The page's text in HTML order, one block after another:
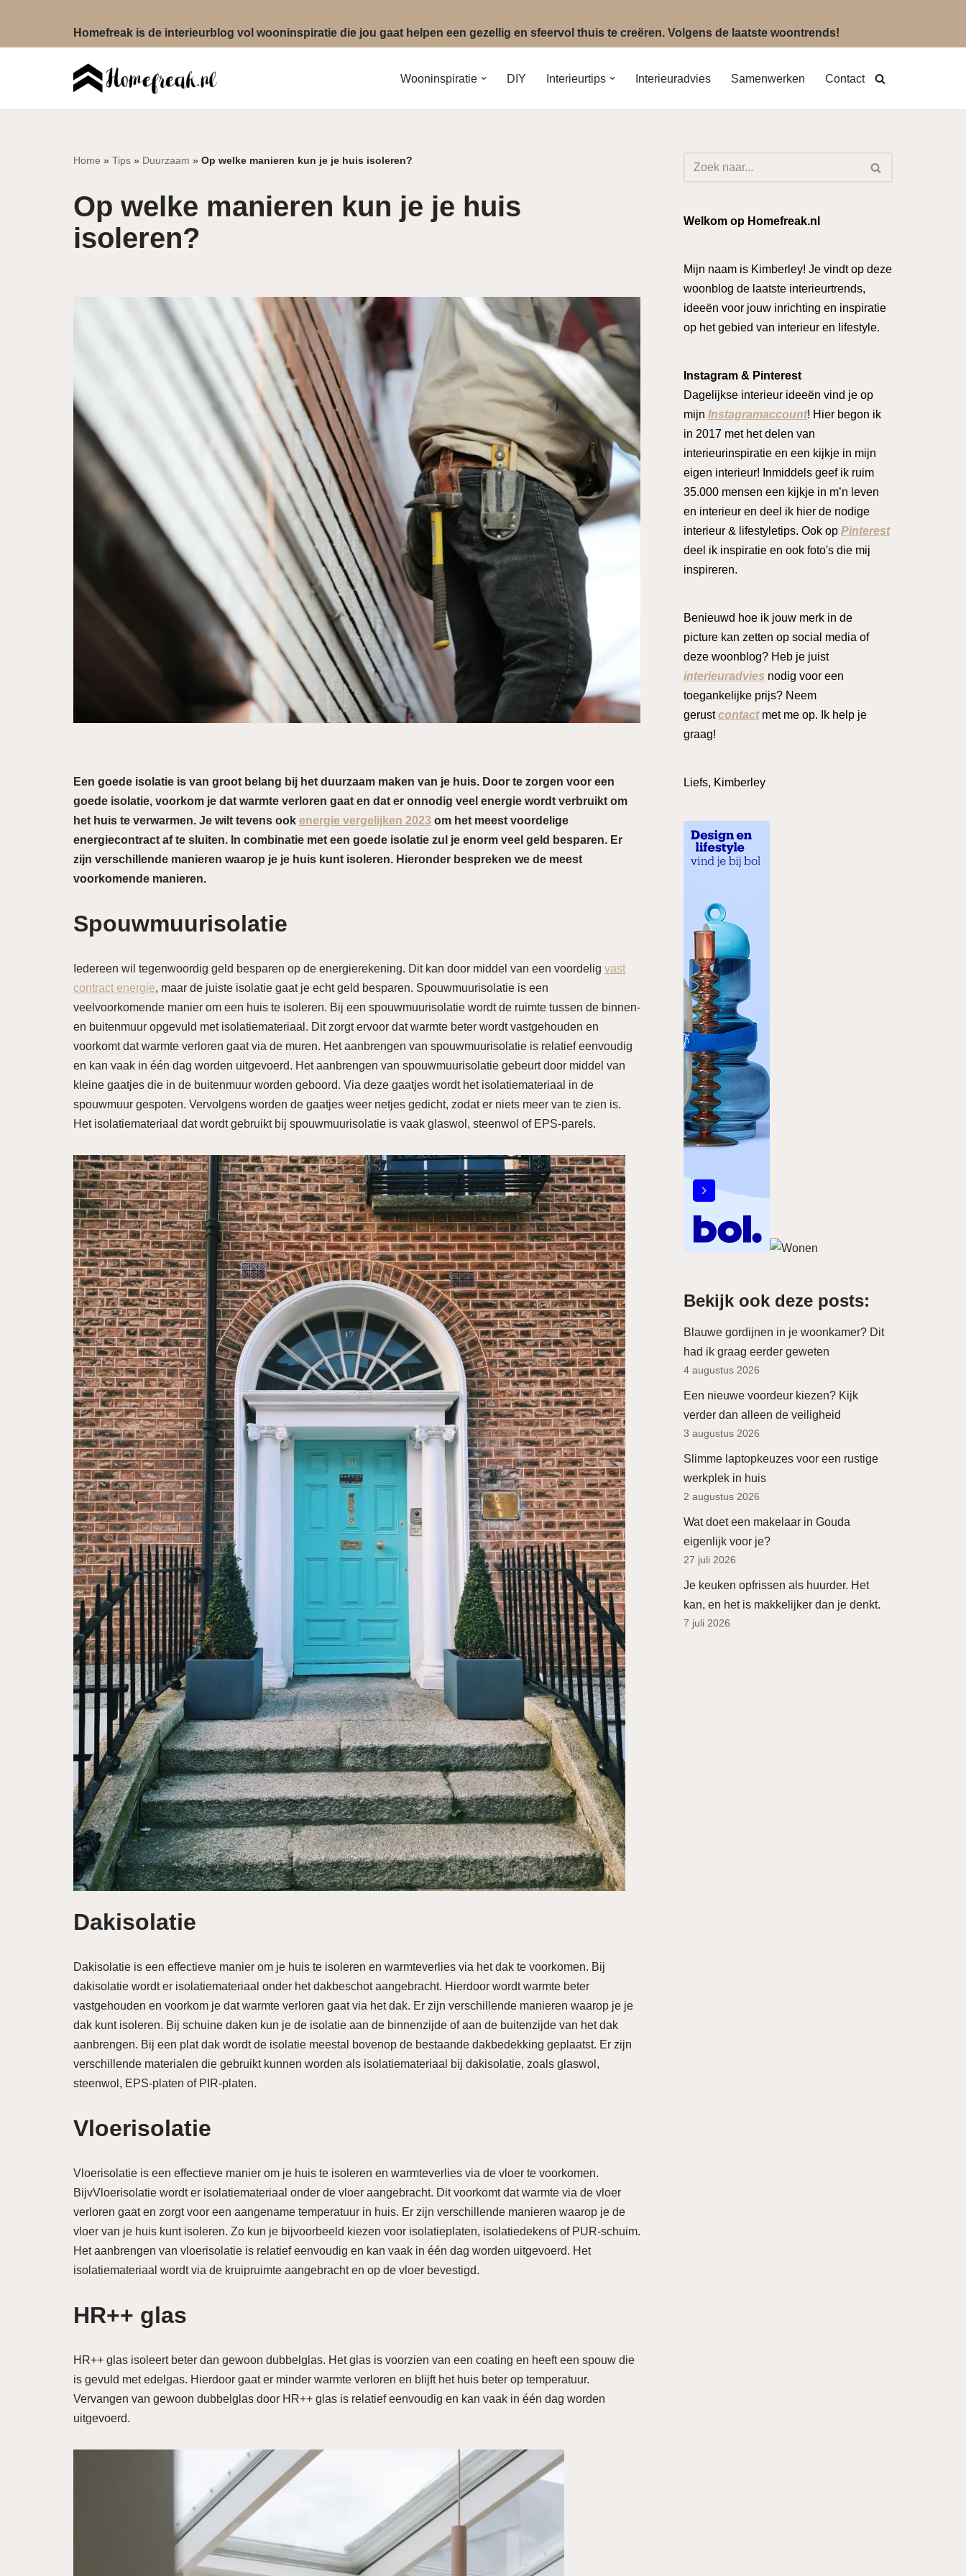
Homefreak is de interieurblog vol wooninspiratie die jou gaat helpen een gezellig en sfeervol thuis te creëren. Volgens de laatste woontrends!
Wooninspiratie DIY Interieurtips Interieuradvies Samenwerken Contact
Home » Tips » Duurzaam » Op welke manieren kun je je huis isoleren?
Op welke manieren kun je je huis
isoleren?
Een goede isolatie is van groot belang bij het duurzaam maken van je huis. Door te zorgen voor een
goede isolatie, voorkom je dat warmte verloren gaat en dat er onnodig veel energie wordt verbruikt om
het huis te verwarmen. Je wilt tevens ook energie vergelijken 2023 om het meest voordelige
energiecontract af te sluiten. In combinatie met een goede isolatie zul je enorm veel geld besparen. Er
zijn verschillende manieren waarop je je huis kunt isoleren. Hieronder bespreken we de meest
voorkomende manieren.
Spouwmuurisolatie
Iedereen wil tegenwoordig geld besparen op de energierekening. Dit kan door middel van een voordelig vast
contract energie, maar de juiste isolatie gaat je echt geld besparen. Spouwmuurisolatie is een
veelvoorkomende manier om een huis te isoleren. Bij een spouwmuurisolatie wordt de ruimte tussen de binnen-
en buitenmuur opgevuld met isolatiemateriaal. Dit zorgt ervoor dat warmte beter wordt vastgehouden en
voorkomt dat warmte verloren gaat via de muren. Het aanbrengen van spouwmuurisolatie is relatief eenvoudig
en kan vaak in één dag worden uitgevoerd. Het aanbrengen van spouwmuurisolatie gebeurt door middel van
kleine gaatjes die in de buitenmuur worden geboord. Via deze gaatjes wordt het isolatiemateriaal in de
spouwmuur gespoten. Vervolgens worden de gaatjes weer netjes gedicht, zodat er niets meer van te zien is.
Het isolatiemateriaal dat wordt gebruikt bij spouwmuurisolatie is vaak glaswol, steenwol of EPS-parels.
Dakisolatie
Dakisolatie is een effectieve manier om je huis te isoleren en warmteverlies via het dak te voorkomen. Bij
dakisolatie wordt er isolatiemateriaal onder het dakbeschot aangebracht. Hierdoor wordt warmte beter
vastgehouden en voorkom je dat warmte verloren gaat via het dak. Er zijn verschillende manieren waarop je je
dak kunt isoleren. Bij schuine daken kun je de isolatie aan de binnenzijde of aan de buitenzijde van het dak
aanbrengen. Bij een plat dak wordt de isolatie meestal bovenop de bestaande dakbedekking geplaatst. Er zijn
verschillende materialen die gebruikt kunnen worden als isolatiemateriaal bij dakisolatie, zoals glaswol,
steenwol, EPS-platen of PIR-platen.
Vloerisolatie
Vloerisolatie is een effectieve manier om je huis te isoleren en warmteverlies via de vloer te voorkomen.
BijvVloerisolatie wordt er isolatiemateriaal onder de vloer aangebracht. Dit voorkomt dat warmte via de vloer
verloren gaat en zorgt voor een aangename temperatuur in huis. Er zijn verschillende manieren waarop je de
vloer van je huis kunt isoleren. Zo kun je bijvoorbeeld kiezen voor isolatieplaten, isolatiedekens of PUR-schuim.
Het aanbrengen van vloerisolatie is relatief eenvoudig en kan vaak in één dag worden uitgevoerd. Het
isolatiemateriaal wordt via de kruipruimte aangebracht en op de vloer bevestigd.
HR++ glas
HR++ glas isoleert beter dan gewoon dubbelglas. Het glas is voorzien van een coating en heeft een spouw die
is gevuld met edelgas. Hierdoor gaat er minder warmte verloren en blijft het huis beter op temperatuur.
Vervangen van gewoon dubbelglas door HR++ glas is relatief eenvoudig en kan vaak in één dag worden
uitgevoerd.
Welkom op Homefreak.nl
Mijn naam is Kimberley! Je vindt op deze
woonblog de laatste interieurtrends,
ideeën voor jouw inrichting en inspiratie
op het gebied van interieur en lifestyle.
Instagram & Pinterest
Dagelijkse interieur ideeën vind je op
mijn Instagramaccount! Hier begon ik
in 2017 met het delen van
interieurinspiratie en een kijkje in mijn
eigen interieur! Inmiddels geef ik ruim
35.000 mensen een kijkje in m’n leven
en interieur en deel ik hier de nodige
interieur & lifestyletips. Ook op Pinterest
deel ik inspiratie en ook foto's die mij
inspireren.
Benieuwd hoe ik jouw merk in de
picture kan zetten op social media of
deze woonblog? Heb je juist
interieuradvies nodig voor een
toegankelijke prijs? Neem
gerustcontactmet me op. Ik help je
graag!
Liefs, Kimberley
Bekijk ook deze posts:
Blauwe gordijnen in je woonkamer? Dit
had ik graag eerder geweten
4 augustus 2026
Een nieuwe voordeur kiezen? Kijk
verder dan alleen de veiligheid
3 augustus 2026
Slimme laptopkeuzes voor een rustige
werkplek in huis
2 augustus 2026
Wat doet een makelaar in Gouda
eigenlijk voor je?
27 juli 2026
Je keuken opfrissen als huurder. Het
kan, en het is makkelijker dan je denkt.
7 juli 2026